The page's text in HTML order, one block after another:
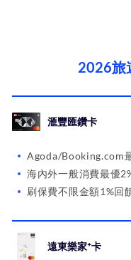
2026旅
滙豐匯鑽卡
Agoda/Booking.com
海內外一般消費最優
刷保費不限金額1%回
遠東樂家⁺卡